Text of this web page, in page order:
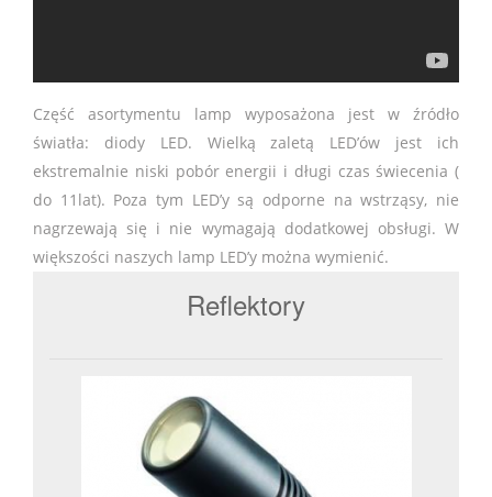
Część asortymentu lamp wyposażona jest w źródło
światła: diody LED. Wielką zaletą LED’ów jest ich
ekstremalnie niski pobór energii i długi czas świecenia (
do 11lat). Poza tym LED’y są odporne na wstrząsy, nie
nagrzewają się i nie wymagają dodatkowej obsługi. W
większości naszych lamp LED’y można wymienić.
Reflektory